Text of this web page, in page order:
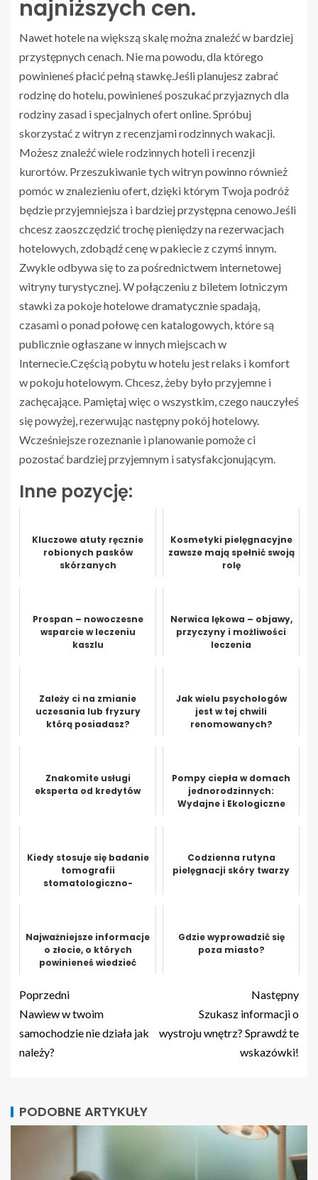
najniższych cen.
Nawet hotele na większą skalę można znaleźć w bardziej
przystępnych cenach. Nie ma powodu, dla którego
powinieneś płacić pełną stawkę.Jeśli planujesz zabrać
rodzinę do hotelu, powinieneś poszukać przyjaznych dla
rodziny zasad i specjalnych ofert online. Spróbuj
skorzystać z witryn z recenzjami rodzinnych wakacji.
Możesz znaleźć wiele rodzinnych hoteli i recenzji
kurortów. Przeszukiwanie tych witryn powinno również
pomóc w znalezieniu ofert, dzięki którym Twoja podróż
będzie przyjemniejsza i bardziej przystępna cenowo.Jeśli
chcesz zaoszczędzić trochę pieniędzy na rezerwacjach
hotelowych, zdobądź cenę w pakiecie z czymś innym.
Zwykle odbywa się to za pośrednictwem internetowej
witryny turystycznej. W połączeniu z biletem lotniczym
stawki za pokoje hotelowe dramatycznie spadają,
czasami o ponad połowę cen katalogowych, które są
publicznie ogłaszane w innych miejscach w
Internecie.Częścią pobytu w hotelu jest relaks i komfort
w pokoju hotelowym. Chcesz, żeby było przyjemne i
zachęcające. Pamiętaj więc o wszystkim, czego nauczyłeś
się powyżej, rezerwując następny pokój hotelowy.
Wcześniejsze rozeznanie i planowanie pomoże ci
pozostać bardziej przyjemnym i satysfakcjonującym.
Inne pozycję:
Kluczowe atuty ręcznie
robionych pasków
skórzanych
Kosmetyki pielęgnacyjne
zawsze mają spełnić swoją
rolę
Prospan – nowoczesne
wsparcie w leczeniu
kaszlu
Nerwica lękowa – objawy,
przyczyny i możliwości
leczenia
Zależy ci na zmianie
uczesania lub fryzury
którą posiadasz?
Jak wielu psychologów
jest w tej chwili
renomowanych?
Znakomite usługi
eksperta od kredytów
Pompy ciepła w domach
jednorodzinnych:
Wydajne i Ekologiczne
Kiedy stosuje się badanie
tomografii
stomatologiczno-
Codzienna rutyna
pielęgnacji skóry twarzy
Najważniejsze informacje
o złocie, o których
powinieneś wiedzieć
Gdzie wyprowadzić się
poza miasto?
Poprzedni
Nawiew w twoim
samochodzie nie działa jak
należy?
Następny
Szukasz informacji o
wystroju wnętrz? Sprawdź te
wskazówki!
PODOBNE ARTYKUŁY